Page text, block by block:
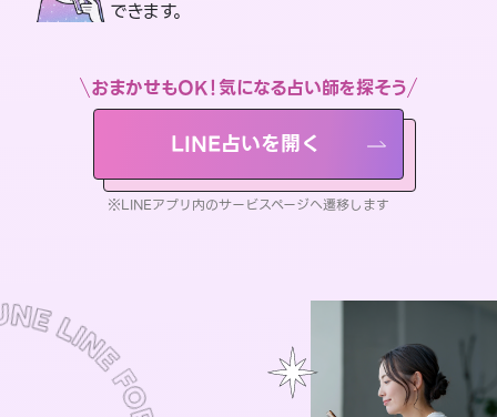
できます。
おまかせもOK！気になる占い師を探そう
LINE占いを開く
※LINEアプリ内のサービスページへ遷移します